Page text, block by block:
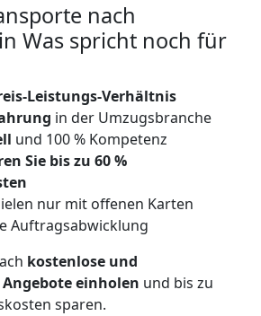
nach
Was spricht noch für
Leistungs-Verhältnis
in der Umzugsbranche
und 100 % Kompetenz
Sie bis zu 60 %
nur mit offenen Karten
Auftragsabwicklung
kostenlose und
einholen und bis zu
sparen.